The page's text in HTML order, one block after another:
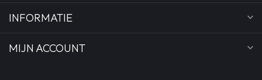
INFORMATIE
MIJN ACCOUNT